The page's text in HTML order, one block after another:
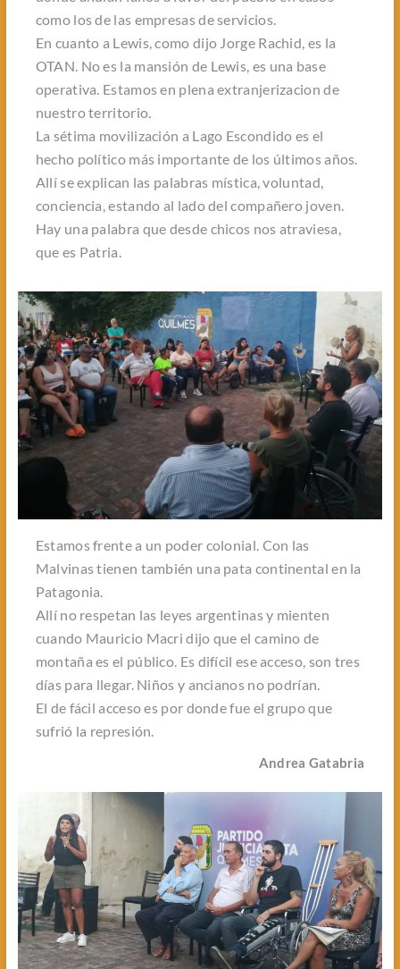
como los de las empresas de servicios.
En cuanto a Lewis, como dijo Jorge Rachid, es la
OTAN. No es la mansión de Lewis, es una base
operativa. Estamos en plena extranjerizacion de
nuestro territorio.
La sétima movilización a Lago Escondido es el
hecho político más importante de los últimos años.
Allí se explican las palabras mística, voluntad,
conciencia, estando al lado del compañero joven.
Hay una palabra que desde chicos nos atraviesa,
que es Patria.
Estamos frente a un poder colonial. Con las
Malvinas tienen también una pata continental en la
Patagonia.
Allí no respetan las leyes argentinas y mienten
cuando Mauricio Macri dijo que el camino de
montaña es el público. Es difícil ese acceso, son tres
días para llegar. Niños y ancianos no podrían.
El de fácil acceso es por donde fue el grupo que
sufrió la represión.
Andrea Gatabria